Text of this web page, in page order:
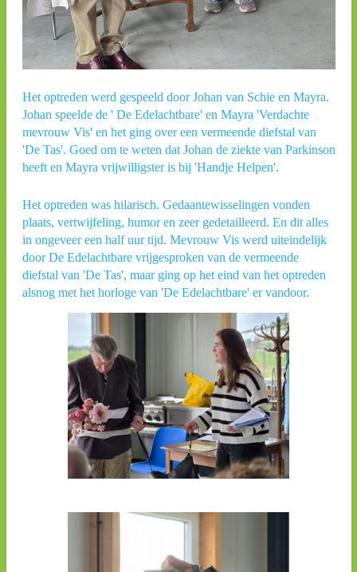
Het optreden werd gespeeld door Johan van Schie en Mayra.
Johan speelde de ' De Edelachtbare' en Mayra 'Verdachte
mevrouw Vis' en het ging over een vermeende diefstal van
'De Tas'. Goed om te weten dat Johan de ziekte van Parkinson
heeft en Mayra vrijwilligster is bij 'Handje Helpen'.
Het optreden was hilarisch. Gedaantewisselingen vonden
plaats, vertwijfeling, humor en zeer gedetailleerd. En dit alles
in ongeveer een half uur tijd. Mevrouw Vis werd uiteindelijk
door De Edelachtbare vrijgesproken van de vermeende
diefstal van 'De Tas', maar ging op het eind van het optreden
alsnog met het horloge van 'De Edelachtbare' er vandoor.